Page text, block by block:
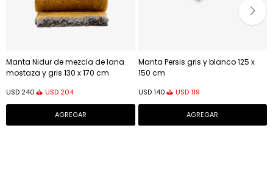
Manta Nidur de mezcla de lana
mostaza y gris 130 x 170 cm
USD 240 USD 204
Manta Persis gris y blanco 125 x
150 cm
USD 140 USD 119